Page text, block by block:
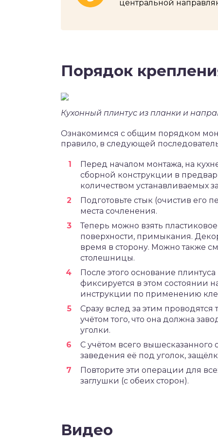
центральной
Порядок
Кухонный плинтус из планки и
Ознакомимся с общим порядком
правило, в следующей
Перед началом монтажа, на
сборной конструкции в
количеством устанавливаемых
Подготовьте стык (очистив его
места сочленения.
Теперь можно взять
поверхности, примыкания.
время в сторону. Можно также
столешницы.
После этого основание
фиксируется в этом состоянии
инструкции по применению
Сразу вслед за этим
учётом того, что она должна
уголки.
С учётом всего вышесказанного
заведения её под уголок,
Повторите эти операции для
заглушки (с обеих сторон).
Видео